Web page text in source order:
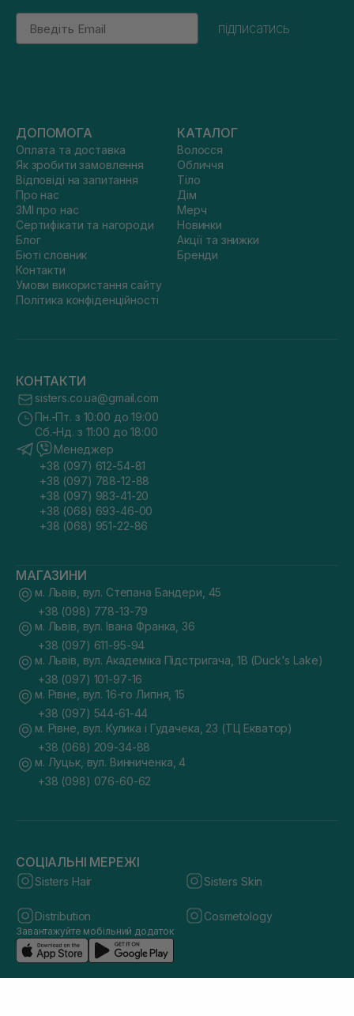
Email
підписатись
ДОПОМОГА
Оплата та доставка
Як зробити замовлення
Відповіді на запитання
Про нас
ЗМІ про нас
Сертифікати та нагороди
Блог
Бюті словник
Контакти
Умови використання сайту
Політика конфіденційності
КАТАЛОГ
Волосся
Обличчя
Тіло
Дім
Мерч
Новинки
Акції та знижки
Бренди
КОНТАКТИ
sisters.co.ua@gmail.com
Пн.-Пт. з 10:00 до 19:00
Сб.-Нд. з 11:00 до 18:00
Менеджер
+38 (097) 612-54-81
+38 (097) 788-12-88
+38 (097) 983-41-20
+38 (068) 693-46-00
+38 (068) 951-22-86
МАГАЗИНИ
м. Львів, вул. Степана Бандери, 45
+38 (098) 778-13-79
м. Львів, вул. Івана Франка, 36
+38 (097) 611-95-94
м. Львів, вул. Академіка Підстригача, 1В (Duck's Lake)
+38 (097) 101-97-16
м. Рівне, вул. 16-го Липня, 15
+38 (097) 544-61-44
м. Рівне, вул. Кулика і Гудачека, 23 (ТЦ Екватор)
+38 (068) 209-34-88
м. Луцьк, вул. Винниченка, 4
+38 (098) 076-60-62
СОЦІАЛЬНІ МЕРЕЖІ
Sisters Hair Sisters Skin
Distribution Cosmetology
Завантажуйте мобільний додаток